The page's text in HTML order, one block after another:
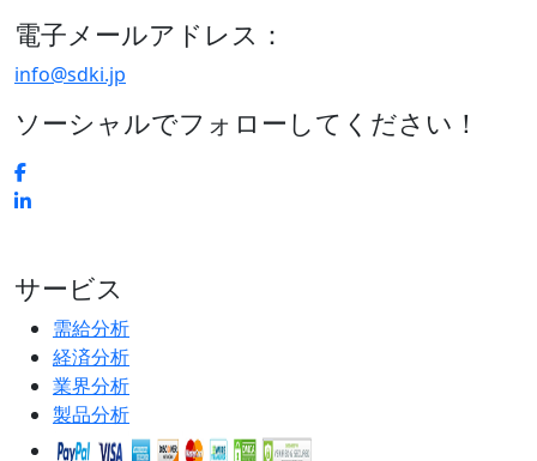
電子メールアドレス：
info@sdki.jp
ソーシャルでフォローしてください！
サービス
需給分析
経済分析
業界分析
製品分析